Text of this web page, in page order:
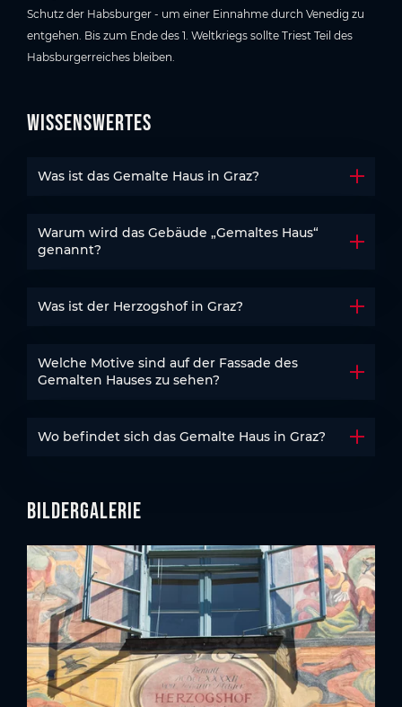
Schutz der Habsburger - um einer Einnahme durch Venedig zu
entgehen. Bis zum Ende des 1. Weltkriegs sollte Triest Teil des
Habsburgerreiches bleiben.
Wissenswertes
Was ist das Gemalte Haus in Graz?
Warum wird das Gebäude „Gemaltes Haus“
genannt?
Was ist der Herzogshof in Graz?
Welche Motive sind auf der Fassade des
Gemalten Hauses zu sehen?
Wo befindet sich das Gemalte Haus in Graz?
Bildergalerie